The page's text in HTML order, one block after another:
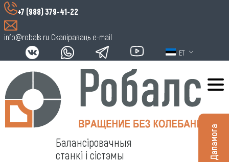
+7 (988) 379-41-22
info@robals.ru Скапіраваць e-mail
ET
Балансіровачныя
станкі і сістэмы
Дапамога